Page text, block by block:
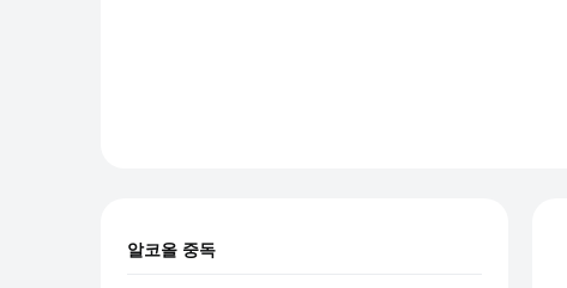
알코올 중독